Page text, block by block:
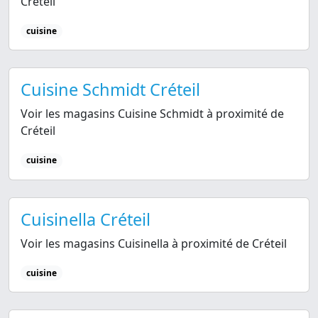
cuisine
Cuisine Schmidt Créteil
Voir les magasins Cuisine Schmidt à proximité de
Créteil
cuisine
Cuisinella Créteil
Voir les magasins Cuisinella à proximité de Créteil
cuisine